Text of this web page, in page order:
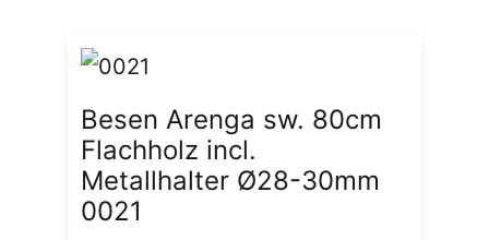
Besen Arenga sw. 80cm
Flachholz incl.
Metallhalter Ø28-30mm
0021